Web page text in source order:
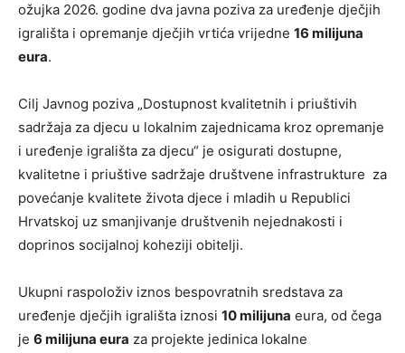
ožujka 2026. godine dva javna poziva za uređenje dječjih
igrališta i opremanje dječjih vrtića vrijedne 16 milijuna
eura.
Cilj Javnog poziva „Dostupnost kvalitetnih i priuštivih
sadržaja za djecu u lokalnim zajednicama kroz opremanje
i uređenje igrališta za djecu“ je osigurati dostupne,
kvalitetne i priuštive sadržaje društvene infrastrukture za
povećanje kvalitete života djece i mladih u Republici
Hrvatskoj uz smanjivanje društvenih nejednakosti i
doprinos socijalnoj koheziji obitelji.
Ukupni raspoloživ iznos bespovratnih sredstava za
uređenje dječjih igrališta iznosi 10 milijuna eura, od čega
je 6 milijuna eura za projekte jedinica lokalne